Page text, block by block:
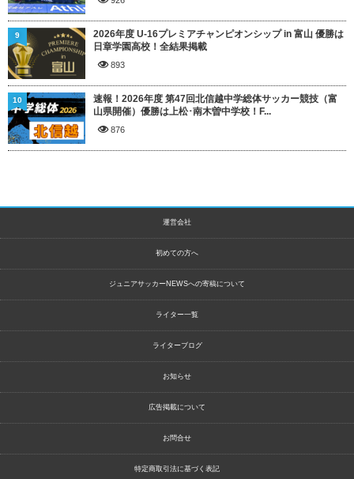
2026年度 U-16プレミアチャンピオンシップ in 富山 優勝は
日章学園高校！全結果掲載
893
9
速報！2026年度 第47回北信越中学総体サッカー競技（富
山県開催）優勝は上松･南木曽中学校！F...
876
10
運営会社
初めての方へ
ジュニアサッカーNEWSへの寄稿について
ライター一覧
ライターブログ
お知らせ
広告掲載について
お問合せ
特定商取引法に基づく表記